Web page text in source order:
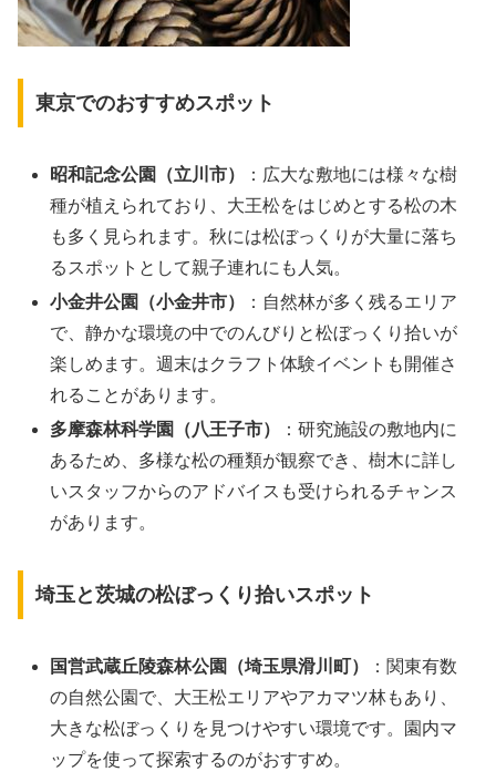
東京でのおすすめスポット
昭和記念公園（立川市）
：広大な敷地には様々な樹
種が植えられており、大王松をはじめとする松の木
も多く見られます。秋には松ぼっくりが大量に落ち
るスポットとして親子連れにも人気。
小金井公園（小金井市）
：自然林が多く残るエリア
で、静かな環境の中でのんびりと松ぼっくり拾いが
楽しめます。週末はクラフト体験イベントも開催さ
れることがあります。
多摩森林科学園（八王子市）
：研究施設の敷地内に
あるため、多様な松の種類が観察でき、樹木に詳し
いスタッフからのアドバイスも受けられるチャンス
があります。
埼玉と茨城の松ぼっくり拾いスポット
国営武蔵丘陵森林公園（埼玉県滑川町）
：関東有数
の自然公園で、大王松エリアやアカマツ林もあり、
大きな松ぼっくりを見つけやすい環境です。園内マ
ップを使って探索するのがおすすめ。